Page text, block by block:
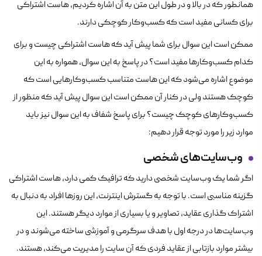
همانطور که در بالا و در طول این متن به آن اشاره کردیم، هاست اشتراکی
برای کسانی مفید است که کسب‌وکار کوچکی دارند.
ممکن است این سوال برای شما پیش آید که هاست اشتراکی چیست و برای
کدام کسب‌وکارها مفید است؟ در پاسخ به این سوال، همواره به این
موضوع اشاره می‌شود که این هاست متناسب کسب‌وکارهایی است که
کوچک هستند ولی در کنار آن ممکن است این سوال پیش آید که منظور از
کسب‌وکارهای کوچک چیست؟ برای پاسخ شفاف به این سوال نیز باید
موارد زیر را مورد توجه قرار دهیم:
وب‌سایت‌های شخصی
اگر شما یک وب‌سایت شخصی دارید که ترافیک کمی دارد، هاست اشتراکی
گزینه مناسبی است. با توجه به گسترش اینترنت، این روزها افراد به دنبال به
اشتراک گذاری عقاید، تصاویر و یا بسیاری از موارد دیگر هستند. این
وب‌سایت‌ها در درجه اول با هدف سرگرمی و آموزشی ساخته می‌شوند و در
بیشتر موارد بازتابی از عقاید فردی که آن سایت را مدیریت می‌کند، هستند.